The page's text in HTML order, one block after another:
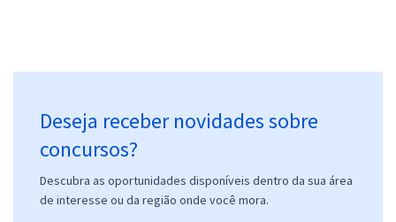
Deseja receber novidades sobre
concursos?
Descubra as oportunidades disponíveis dentro da sua área
de interesse ou da região onde você mora.